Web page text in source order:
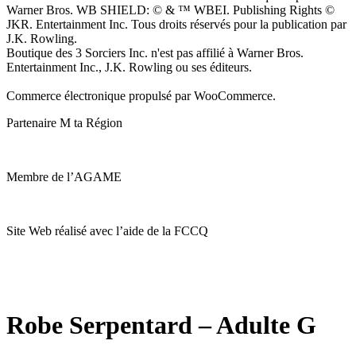
Warner Bros. WB SHIELD: © & ™ WBEI. Publishing Rights ©
JKR. Entertainment Inc. Tous droits réservés pour la publication par
J.K. Rowling.
Boutique des 3 Sorciers Inc. n'est pas affilié à Warner Bros.
Entertainment Inc., J.K. Rowling ou ses éditeurs.
Commerce électronique propulsé par WooCommerce.
Partenaire M ta Région
Membre de l’AGAME
Site Web réalisé avec l’aide de la FCCQ
Robe Serpentard – Adulte G